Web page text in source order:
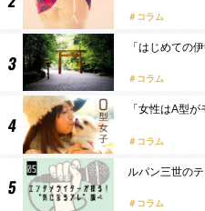
コラム
「はじめての
コラム
「女性はA型
コラム
ルパン三世の
コラム